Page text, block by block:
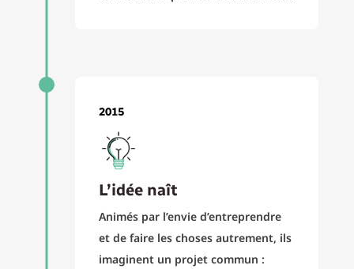
2015
L’idée naît
Animés par l’envie d’entreprendre
et de faire les choses autrement, ils
imaginent un projet commun :